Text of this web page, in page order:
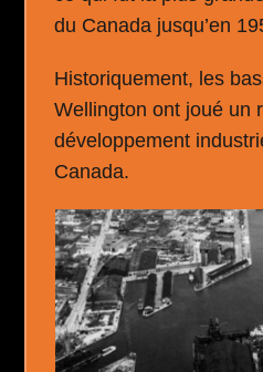
du Canada jusqu’en
Historiquement, les
Wellington ont joué un
développement
Canada.